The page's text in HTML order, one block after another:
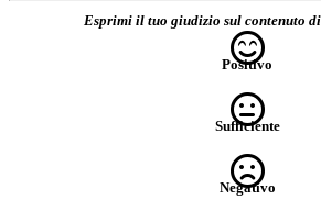
Esprimi il tuo giudizio sul contenuto
Positivo
Sufficiente
Negativo